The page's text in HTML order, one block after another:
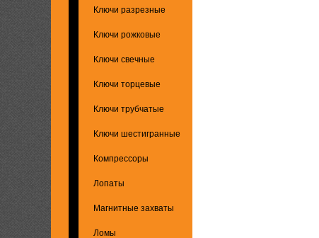
Ключи разрезные
Ключи рожковые
Ключи свечные
Ключи торцевые
Ключи трубчатые
Ключи шестигранные
Компрессоры
Лопаты
Магнитные захваты
Ломы